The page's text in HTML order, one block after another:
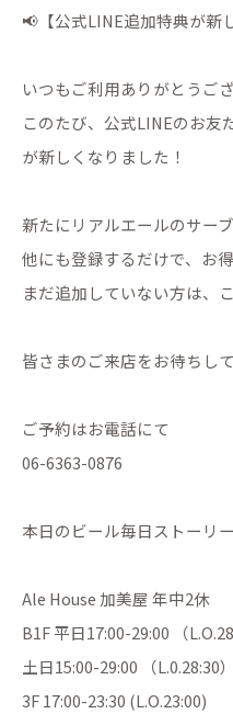
📢【公式LINE追加特典が新
いつもご利用ありがとうご
このたび、公式LINEのお友
が新しくなりました！
新たにリアルエールのサー
他にも登録するだけで、お
まだ追加していない方は、
皆さまのご来店をお待ちし
ご予約はお電話にて
06-6363-0876
本日のビール毎日ストーリ
Ale House 加美屋 年中2休
B1F 平日17:00-29:00 （
土日15:00-29:00 （L.0.28:30）
3F 17:00-23:30 (L.O.23:00)